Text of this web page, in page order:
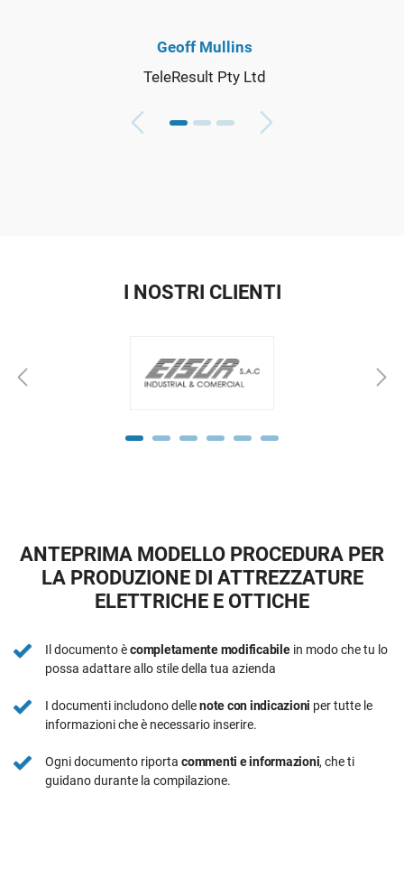
Geoff Mullins
TeleResult Pty Ltd
I NOSTRI CLIENTI
ANTEPRIMA MODELLO PROCEDURA PER
LA PRODUZIONE DI ATTREZZATURE
ELETTRICHE E OTTICHE
Il documento ècompletamente modificabilein modo che tu lo
possa adattare allo stile della tua azienda
I documenti includono dellenote con indicazioni per tutte le
informazioni che è necessario inserire.
Ogni documento riporta commenti e informazioni, che ti
guidano durante la compilazione.